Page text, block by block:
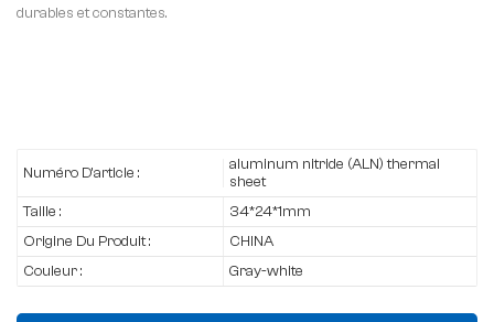
durables et constantes.
Numéro D'article :
aluminum nitride (ALN) thermal
sheet
Taille :
34*24*1mm
Origine Du Produit :
CHINA
Couleur :
Gray-white